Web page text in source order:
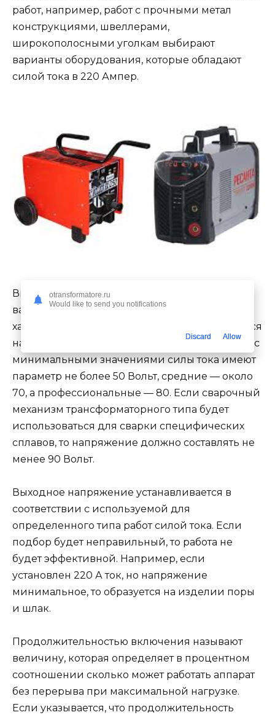
работ, например, работ с прочными метал
конструкциями, швеллерами,
широкополосными уголкам выбирают
варианты оборудования, которые обладают
силой тока в 220 Ампер.
Выходное напряжение — вторая по своей
важности характеристика, которая
характеризует то, какое напряжение образуется
на участке цепи электрод-изделие. Аппараты с
минимальными значениями силы тока имеют
параметр не более 50 Вольт, средние — около
70, а профессиональные — 80. Если сварочный
механизм трансформаторного типа будет
использоваться для сварки специфических
сплавов, то напряжение должно составлять не
менее 90 Вольт.
Выходное напряжение устанавливается в
соответствии с используемой для
определенного типа работ силой тока. Если
подбор будет неправильный, то работа не
будет эффективной. Например, если
установлен 220 А ток, но напряжение
минимальное, то образуется на изделии поры
и шлак.
Продолжительностью включения называют
величину, которая определяет в процентном
соотношении сколько может работать аппарат
без перерыва при максимальной нагрузке.
Если указывается, что продолжительность
otransformatore.ru
Would like to send you notifications
Discard Allow